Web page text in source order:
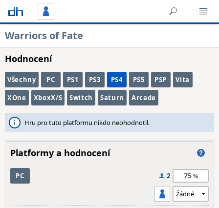
Warriors of Fate
Hodnocení
Všechny PC PS1 PS3 PS4 PS5 PSP Vita
XOne XboxX/S Switch Saturn Arcade
Hru pro tuto platformu nikdo neohodnotil.
Platformy a hodnocení
PC 2 75